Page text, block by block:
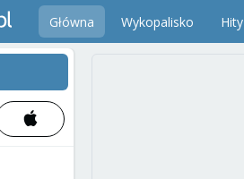
Główna Wykopalisko Hity